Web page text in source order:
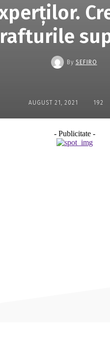
By SEFIRO
AUGUST 21, 2021 192
- Publicitate -